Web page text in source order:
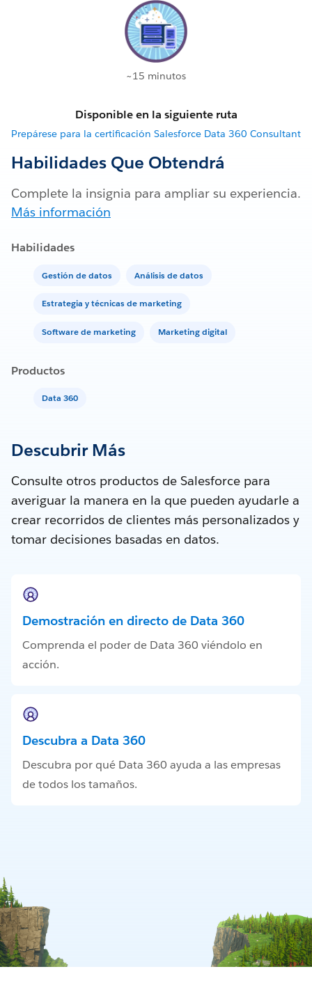
~15 minutos
Disponible en la siguiente ruta
Prepárese para la certificación Salesforce Data 360 Consultant
Habilidades Que Obtendrá
Complete la insignia para ampliar su experiencia.
Más información
Habilidades
Gestión de datos Análisis de datos
Estrategia y técnicas de marketing
Software de marketing Marketing digital
Productos
Data 360
Descubrir Más
Consulte otros productos de Salesforce para
averiguar la manera en la que pueden ayudarle a
crear recorridos de clientes más personalizados y
tomar decisiones basadas en datos.
Demostración en directo de Data 360
Comprenda el poder de Data 360 viéndolo en
acción.
Descubra a Data 360
Descubra por qué Data 360 ayuda a las empresas
de todos los tamaños.